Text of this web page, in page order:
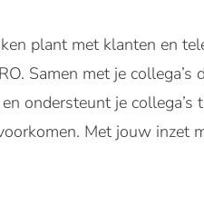
plant met klanten en
Samen met je
ondersteunt je collega’s
Met jouw inzet